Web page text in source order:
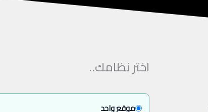
اختر نظامك..
موقع واحد
كمية